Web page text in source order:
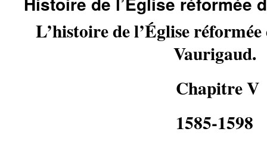
L’histoire de l’Église
Vaurigaud.
Chapitre V
1585-1598